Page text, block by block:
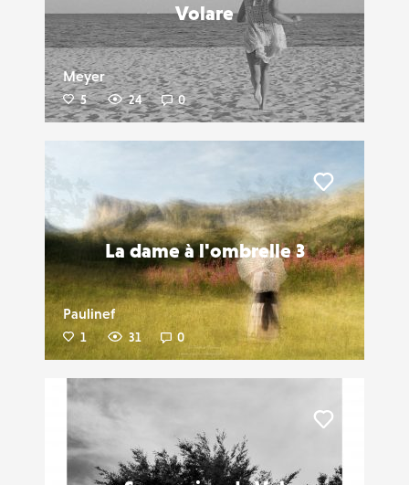
Volare
Meyer
5 24 0
La dame à l'ombrelle 3
Paulinef
1 31 0
Liker